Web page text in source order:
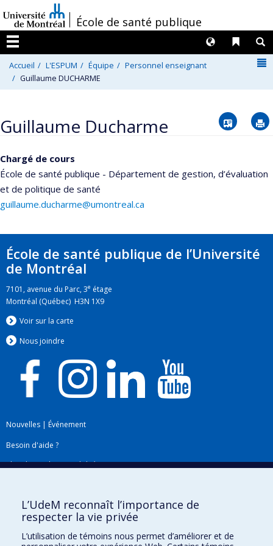
au
contenu
/École de santé publique
Menu
Liens
Langues
Accueil L'ESPUM Équipe
Personnel enseignant
Guillaume DUCHARME
Guillaume Ducharme Vcard
Chargé de cours
École de santé publique - Département de gestion, d’évaluation
et de politique de santé
guillaume.ducharme@umontreal.ca
École de santé publique de l’Université
de Montréal
7101, avenue du Parc, 3e étage
Montréal (Québec) H3N 1X9
Voir sur la carte
Nous joindre
Nouvelles | Événement
Besoin d'aide ?
Plan du site|Accessibilité
L’UdeM reconnaît l’importance de
respecter la vie privée
L’utilisation de témoins nous permet d’améliorer et de